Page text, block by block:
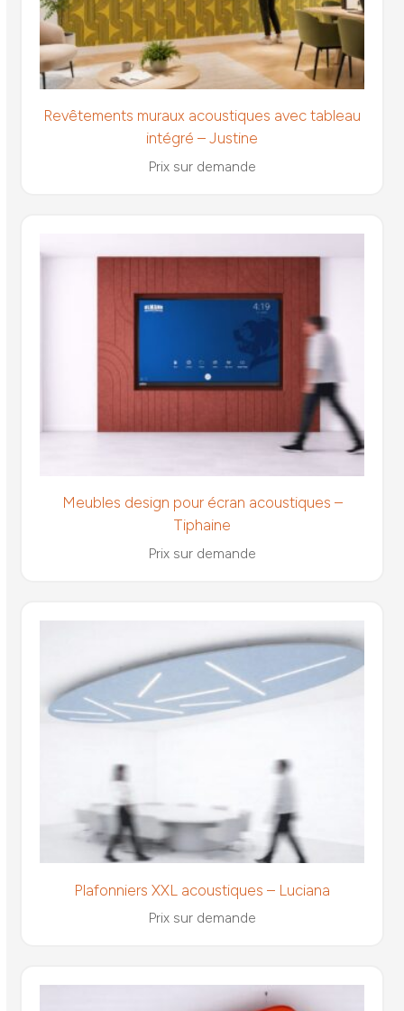
Revêtements muraux acoustiques avec tableau
intégré – Justine
Prix sur demande
Meubles design pour écran acoustiques –
Tiphaine
Prix sur demande
Plafonniers XXL acoustiques – Luciana
Prix sur demande